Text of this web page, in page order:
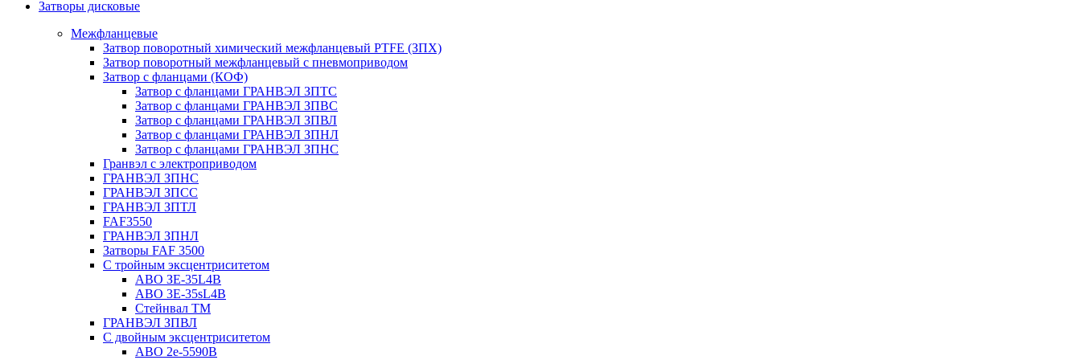
Затворы дисковые
Межфланцевые
Затвор поворотный химический межфланцевый PTFE (ЗПХ)
Затвор поворотный межфланцевый с пневмоприводом
Затвор с фланцами (КОФ)
Затвор с фланцами ГРАНВЭЛ ЗПТС
Затвор с фланцами ГРАНВЭЛ ЗПВС
Затвор с фланцами ГРАНВЭЛ ЗПВЛ
Затвор с фланцами ГРАНВЭЛ ЗПНЛ
Затвор с фланцами ГРАНВЭЛ ЗПНС
Гранвэл с электроприводом
ГРАНВЭЛ ЗПНС
ГРАНВЭЛ ЗПСС
ГРАНВЭЛ ЗПТЛ
FAF3550
ГРАНВЭЛ ЗПНЛ
Затворы FAF 3500
С тройным эксцентриситетом
ABO ЗE-35L4B
ABO 3E-35sL4B
Стейнвал ТМ
ГРАНВЭЛ ЗПВЛ
С двойным эксцентриситетом
ABO 2e-5590B